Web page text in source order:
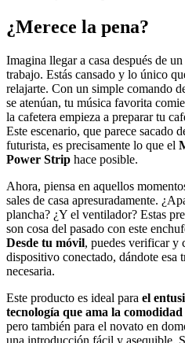
¿Merece la pena?
Imagina llegar a casa después de
trabajo. Estás cansado y lo único
relajarte. Con un simple comando
se atenúan, tu música favorita
la cafetera empieza a preparar tu
Este escenario, que parece sacado
futurista, es precisamente lo que el
Power Strip hace posible.
Ahora, piensa en aquellos
sales de casa apresuradamente.
plancha? ¿Y el ventilador? Estas
son cosa del pasado con este
Desde tu móvil, puedes verificar y
dispositivo conectado, dándote esa
necesaria.
Este producto es ideal para el
tecnología que ama la
pero también para el novato en
una introducción fácil y asequible.